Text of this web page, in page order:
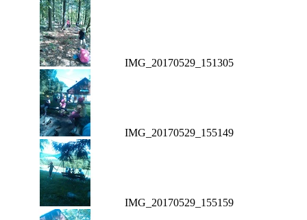
IMG_20170529_151305
IMG_20170529_155149
IMG_20170529_155159